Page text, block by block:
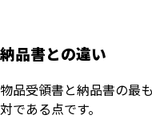
納品書との違い
物品受領書と納品書の最
対である点です。